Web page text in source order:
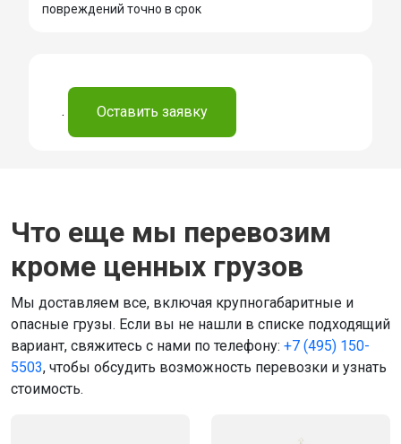
повреждений точно в срок
. Оставить заявку
Что еще мы перевозим
кроме ценных грузов
Мы доставляем все, включая крупногабаритные и
опасные грузы. Если вы не нашли в списке подходящий
вариант, свяжитесь с нами по телефону: +7 (495) 150-
5503, чтобы обсудить возможность перевозки и узнать
стоимость.